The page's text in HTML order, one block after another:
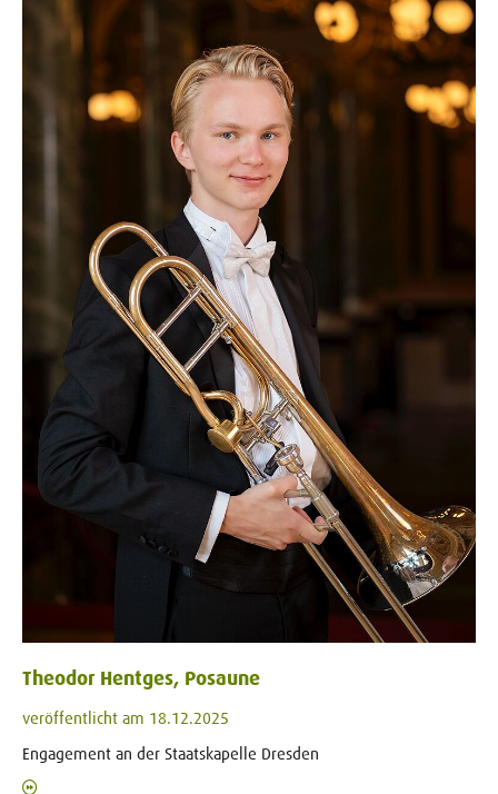
Theodor Hentges, Posaune
veröffentlicht am 18.12.2025
Engagement an der Staatskapelle Dresden